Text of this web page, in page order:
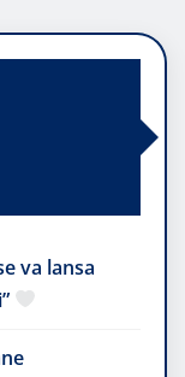
va lansa